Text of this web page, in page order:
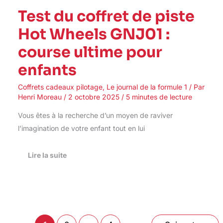
Test du coffret de piste
Hot Wheels GNJ01 :
course ultime pour
enfants
Coffrets cadeaux pilotage, Le journal de la formule 1 / Par
Henri Moreau / 2 octobre 2025 / 5 minutes de lecture
Vous êtes à la recherche d’un moyen de raviver
l’imagination de votre enfant tout en lui
Lire la suite